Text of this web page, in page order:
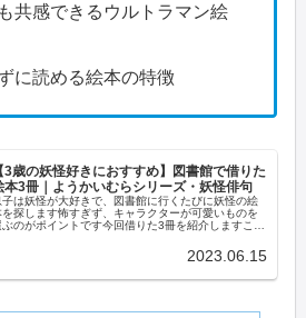
共感できるウルトラマン絵
に読める絵本の特徴
3歳の妖怪好きにおすすめ】図書館で借りた
本3冊｜ようかいむらシリーズ・妖怪俳句
子は妖怪が大好きで、図書館に行くたびに妖怪の絵
を探します怖すぎず、キャラクターが可愛いものを
ぶのがポイントです今回借りた3冊を紹介しますこの
くない・親しみやすい妖怪絵本の選び方妖怪俳...
2023.06.15